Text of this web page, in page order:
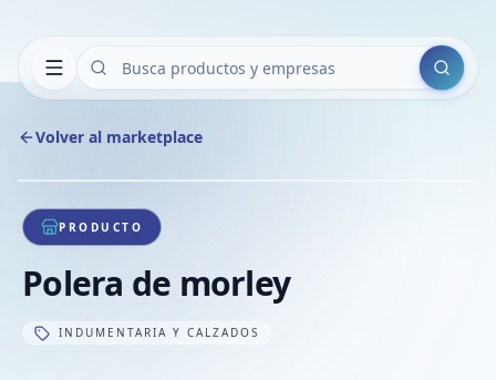
Buscar
Volver al marketplace
1/1
PRODUCTO
Polera de morley
INDUMENTARIA Y CALZADOS